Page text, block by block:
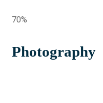
70%
Photography